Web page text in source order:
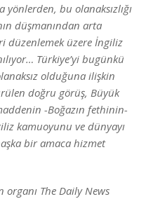
bu olanaksızlığı
düşmanından arta
düzenlemek üzere İngiliz
Türkiye’yi bugünkü
olduğuna ilişkin
doğru görüş, Büyük
-Boğazın fethinin-
kamuoyunu ve dünyayı
bir amaca hizmet
organı The Daily News